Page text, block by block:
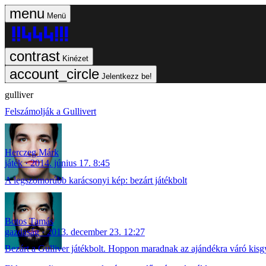
Menü
Kinézet
Jelentkezz be!
gulliver
Felszámolják a Gullivert
Herczeg Márk
játék
2014. június 17. 8:45
A legszomorúbb karácsonyi kép: bezárt játékbolt
Botos Tamás
gazdaság
2013. december 23. 12:27
Bezárt a Gulliver játékbolt. Hoppon maradnak az ajándékra váró